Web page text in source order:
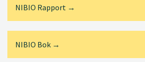
NIBIO Rapport →
NIBIO Bok →